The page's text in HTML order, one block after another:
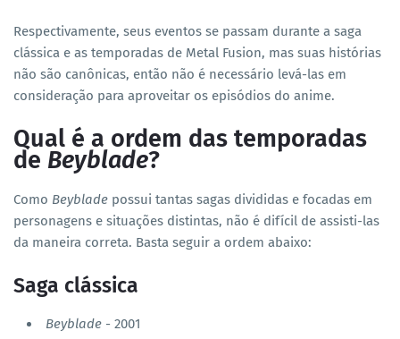
Respectivamente, seus eventos se passam durante a saga
clássica e as temporadas de Metal Fusion, mas suas histórias
não são canônicas, então não é necessário levá-las em
consideração para aproveitar os episódios do anime.
Qual é a ordem das temporadas
de Beyblade?
Como Beyblade possui tantas sagas divididas e focadas em
personagens e situações distintas, não é difícil de assisti-las
da maneira correta. Basta seguir a ordem abaixo:
Saga clássica
Beyblade - 2001